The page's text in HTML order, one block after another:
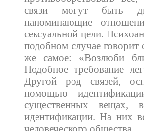
связи могут быть
напоминающие
сексуальной цели.
подобном случае
же самое: «Возлюби
Подобное требование
Другой род связей,
помощью
существенных вещах,
идентификации. На них
человеческого общества.